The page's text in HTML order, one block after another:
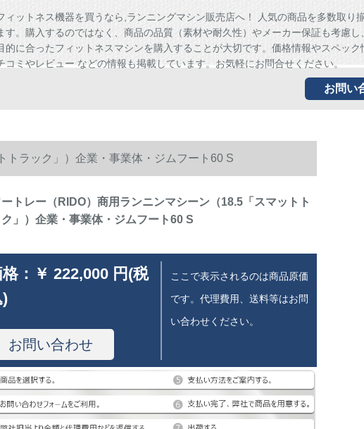
ィットネス機器を買うなら,ランニングマシン販売店へ！ 人気の商品を多数取り
す。購入するのではなく、商品の品質（素材や耐久性）やメーカー保証も考慮し
的に合ったフィットネスマシンを購入することが大切です。価格情報やスペック
コミやレビュー などの情報も掲載しています。お気軽にお問合せください。
お問い
トラック」）企業・事業体・ジムフート60 S
トレー（RIDO）商用ランニンマシーン（18.5「スマットト
」）企業・事業体・ジムフート60 S
： ￥ 222,000 円(税
お問い合わせ
ここで表示されるのは商品原価
です。代理費用、送料等はお問
い合わせください。